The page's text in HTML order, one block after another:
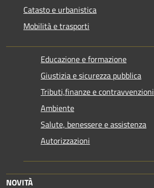
Catasto e urbanistica
Mobilità e trasporti
Educazione e formazione
Giustizia e sicurezza pubblica
Tributi,finanze e contravvenzioni
Ambiente
Salute, benessere e assistenza
Autorizzazioni
NOVITÀ